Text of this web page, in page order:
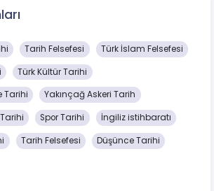
Tarih Felsefesi Türk İslam Felsefesi
Türk Kültür Tarihi
Tarihi Yakınçağ Askeri Tarih
Spor Tarihi İngiliz istihbaratı
Tarih Felsefesi Düşünce Tarihi